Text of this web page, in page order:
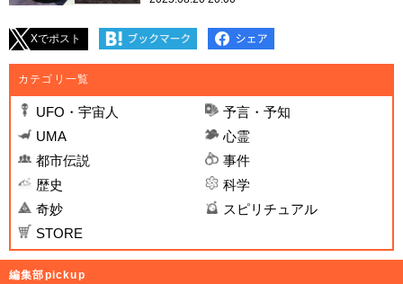
Xでポスト
カテゴリ一覧
UFO・宇宙人
予言・予知
UMA
心霊
都市伝説
事件
歴史
科学
奇妙
スピリチュアル
STORE
編集部pickup